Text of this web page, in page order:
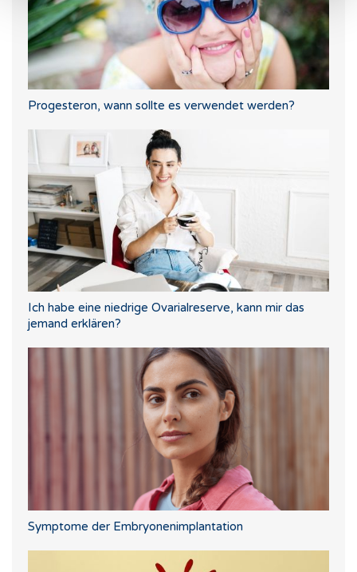
Progesteron, wann sollte es verwendet werden?
Ich habe eine niedrige Ovarialreserve, kann mir das
jemand erklären?
Symptome der Embryonenimplantation